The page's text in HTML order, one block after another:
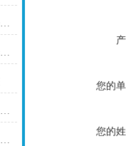
要想延长双金属温度计的使用寿命可少不了以下步骤
以下是上海仪表音叉料位计保养的技巧
上海仪川仪表不锈钢压力表安装注意事项
别错过！顶装式磁翻板液位计的适用版图，一文解锁核心场景
您的
您的